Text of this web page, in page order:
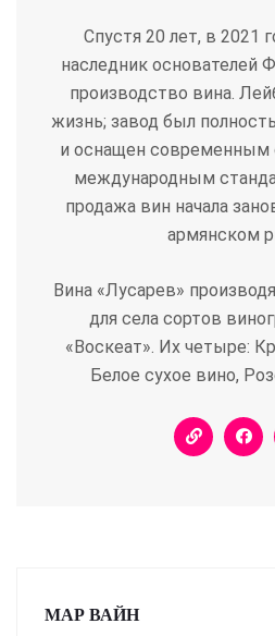
Спустя 20 лет, в 2021
наследник основателей
производство вина.
жизнь; завод был
и оснащен современным
международным
продажа вин начала
армянском
Вина «Лусарев»
для села сортов
«Воскеат». Их четыре:
Белое сухое вино,
МАР ВАЙН